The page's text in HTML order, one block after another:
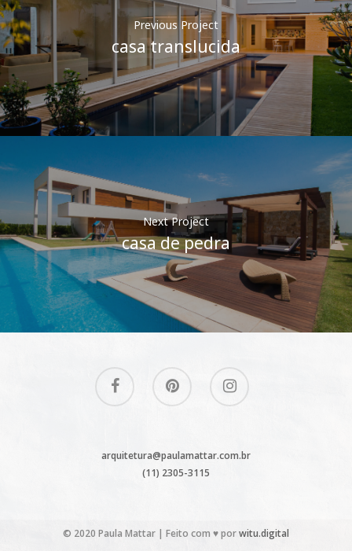
Previous Project
casa translucida
Next Project
casa de pedra
arquitetura@paulamattar.com.br
(11) 2305-3115
© 2020 Paula Mattar | Feito com ♥ porwitu.digital